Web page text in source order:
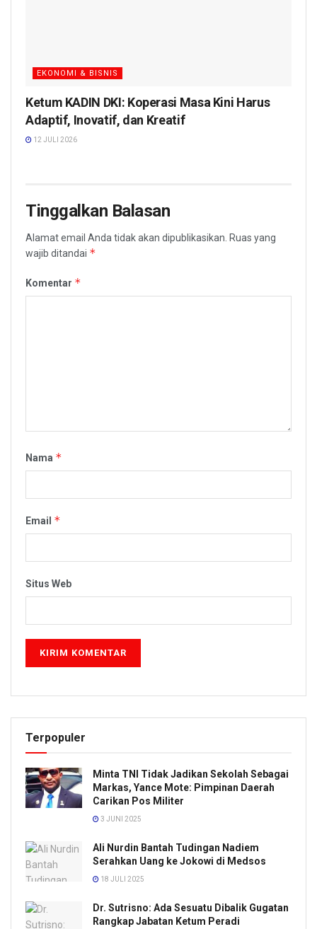
EKONOMI & BISNIS
Ketum KADIN DKI: Koperasi Masa Kini Harus
Adaptif, Inovatif, dan Kreatif
12 JULI 2026
Tinggalkan Balasan
Alamat email Anda tidak akan dipublikasikan. Ruas yang
wajib ditandai *
Komentar *
Nama *
Email *
Situs Web
Terpopuler
Minta TNI Tidak Jadikan Sekolah Sebagai
Markas, Yance Mote: Pimpinan Daerah
Carikan Pos Militer
3 JUNI 2025
Ali Nurdin Bantah Tudingan Nadiem
Serahkan Uang ke Jokowi di Medsos
18 JULI 2025
Dr. Sutrisno: Ada Sesuatu Dibalik Gugatan
Rangkap Jabatan Ketum Peradi